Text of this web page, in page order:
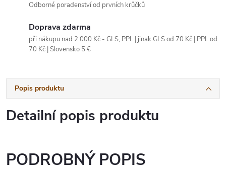
Odborné poradenství od prvních krůčků
Doprava zdarma
při nákupu nad 2 000 Kč - GLS, PPL | jinak GLS od 70 Kč | PPL od
70 Kč | Slovensko 5 €
Popis produktu
Detailní popis produktu
PODROBNÝ POPIS